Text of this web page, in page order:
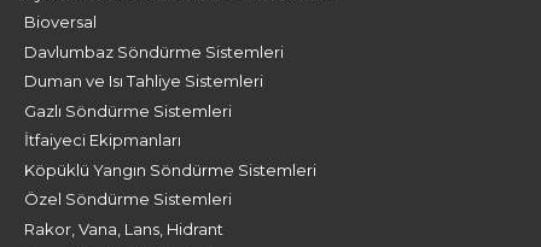
Bioversal
Davlumbaz Söndürme Sistemleri
Duman ve Isı Tahliye Sistemleri
Gazlı Söndürme Sistemleri
İtfaiyeci Ekipmanları
Köpüklü Yangın Söndürme Sistemleri
Özel Söndürme Sistemleri
Rakor, Vana, Lans, Hidrant